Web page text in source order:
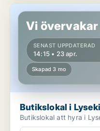
Butikslokal i Lysekil
Vi
SENAST UPPDATERAD
14:15 • 23 apr.
Skapad 3 mo
Butikslokal i
Butikslokal att hyra i